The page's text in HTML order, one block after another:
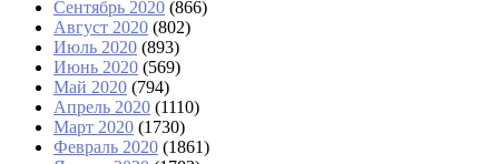
Сентябрь 2020 (866)
Август 2020 (802)
Июль 2020 (893)
Июнь 2020 (569)
Май 2020 (794)
Апрель 2020 (1110)
Март 2020 (1730)
Февраль 2020 (1861)